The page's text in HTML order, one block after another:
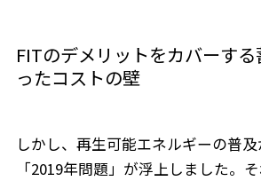
FITのデメリットをカバーす
ったコストの壁
しかし、再生可能エネルギーの普及
「2019年問題」が浮上しました。